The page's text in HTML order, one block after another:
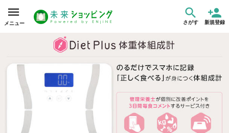
メニュー さがす 新規登録